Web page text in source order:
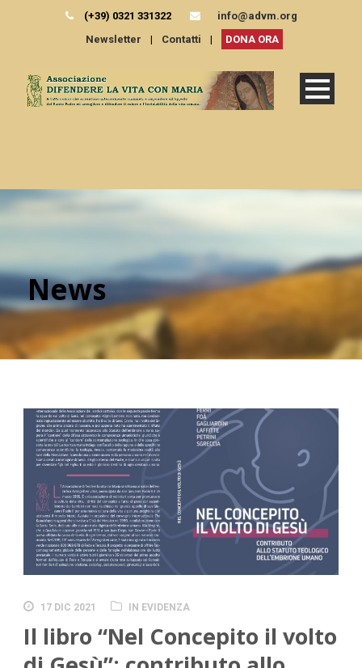
(+39) 0321 331322
info@advm.org
Newsletter
| Contatti | DONA ORA
News
17 DIC 2021 IN EVIDENZA
Il libro “Nel Concepito il volto